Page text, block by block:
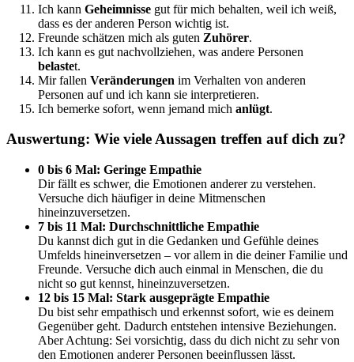
Ich kann Geheimnisse gut für mich behalten, weil ich weiß,
dass es der anderen Person wichtig ist.
Freunde schätzen mich als guten Zuhörer.
Ich kann es gut nachvollziehen, was andere Personen
belastet.
Mir fallen Veränderungen im Verhalten von anderen
Personen auf und ich kann sie interpretieren.
Ich bemerke sofort, wenn jemand mich anlügt.
Auswertung: Wie viele Aussagen treffen auf dich zu?
0 bis 6 Mal: Geringe Empathie
Dir fällt es schwer, die Emotionen anderer zu verstehen.
Versuche dich häufiger in deine Mitmenschen
hineinzuversetzen.
7 bis 11 Mal: Durchschnittliche Empathie
Du kannst dich gut in die Gedanken und Gefühle deines
Umfelds hineinversetzen – vor allem in die deiner Familie und
Freunde. Versuche dich auch einmal in Menschen, die du
nicht so gut kennst, hineinzuversetzen.
12 bis 15 Mal: Stark ausgeprägte Empathie
Du bist sehr empathisch und erkennst sofort, wie es deinem
Gegenüber geht. Dadurch entstehen intensive Beziehungen.
Aber Achtung: Sei vorsichtig, dass du dich nicht zu sehr von
den Emotionen anderer Personen beeinflussen lässt.